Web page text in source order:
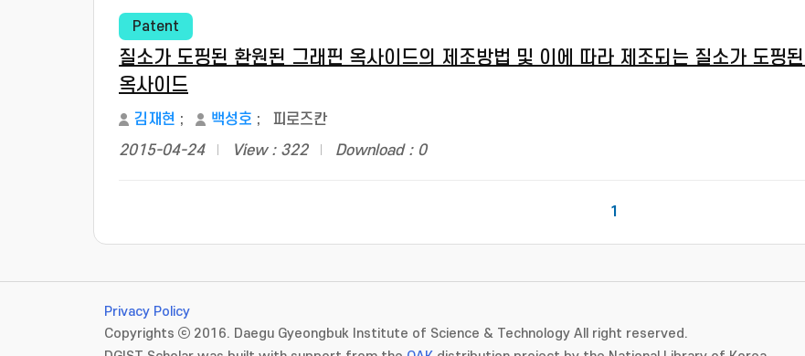
Patent
질소가 도핑된 환원된 그래핀 옥사이드의 제조방법 및 이에 따라 제조되는 질소가 도핑
옥사이드
김재현 ; 백성호 ;
피로즈칸
2015-04-24
View : 322 Download : 0
1
Privacy Policy
Copyrights ⓒ 2016. Daegu Gyeongbuk Institute of Science & Technology All right reserved.